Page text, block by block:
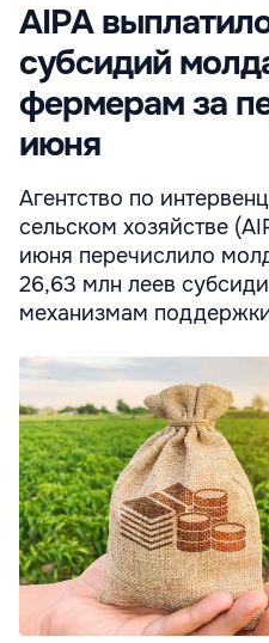
AIPA
субсидий
фермерам за
июня
Агентство по
сельском хозяйстве
июня перечислило
26,63 млн леев
механизмам